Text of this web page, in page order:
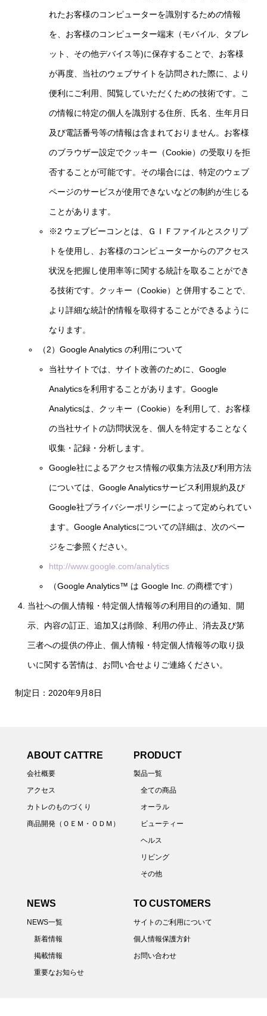
れたお客様のコンピューターを識別するための情報
を、お客様のコンピューター端末（モバイル、タブレ
ット、その他デバイス等)に保存することで、お客様
が再度、当社のウェブサイトを訪問された際に、より
便利にご利用、閲覧していただくための技術です。こ
の情報に特定の個人を識別する住所、氏名、生年月日
及び電話番号等の情報は含まれておりません。お客様
のブラウザー設定でクッキー（Cookie）の受取りを拒
否することが可能です。その場合には、特定のウェブ
ページのサービスが使用できないなどの制約が生じる
ことがあります。
※2 ウェブビーコンとは、ＧＩＦファイルとスクリプ
トを使用し、お客様のコンピューターからのアクセス
状況を把握し使用率等に関する統計を取ることができ
る技術です。クッキー（Cookie）と併用することで、
より詳細な統計的情報を取得することができるように
なります。
（2）Google Analytics の利用について
当社サイトでは、サイト改善のために、Google
Analyticsを利用することがあります。Google
Analyticsは、クッキー（Cookie）を利用して、お客様
の当社サイトの訪問状況を、個人を特定することなく
収集・記録・分析します。
Google社によるアクセス情報の収集方法及び利用方法
については、Google Analyticsサービス利用規約及び
Google社プライバシーポリシーによって定められてい
ます。Google Analyticsについての詳細は、次のペー
ジをご参照ください。
http://www.google.com/analytics
（Google Analytics™ は Google Inc. の商標です）
当社への個人情報・特定個人情報等の利用目的の通知、開
示、内容の訂正、追加又は削除、利用の停止、消去及び第
三者への提供の停止、個人情報・特定個人情報等の取り扱
いに関する苦情は、お問い合せよりご連絡ください。
制定日：2020年9月8日
ABOUT CATTRE
会社概要
アクセス
カトレのものづくり
商品開発（ＯＥＭ・ＯＤＭ）
PRODUCT
製品一覧
全ての商品
オーラル
ビューティー
ヘルス
リビング
その他
NEWS
NEWS一覧
新着情報
掲載情報
重要なお知らせ
TO CUSTOMERS
サイトのご利用について
個人情報保護方針
お問い合わせ